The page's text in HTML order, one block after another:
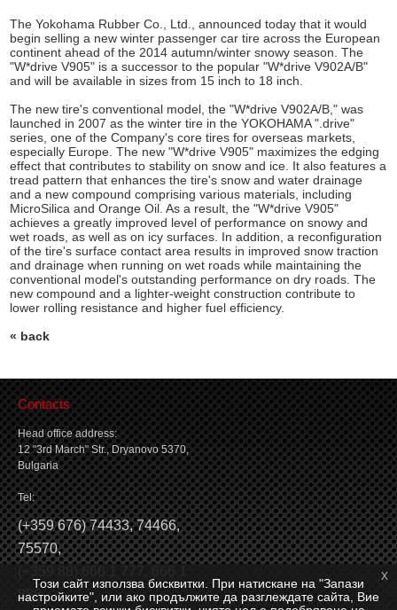
The Yokohama Rubber Co., Ltd., announced today that it would
begin selling a new winter passenger car tire across the European
continent ahead of the 2014 autumn/winter snowy season. The
"W*drive V905" is a successor to the popular "W*drive V902A/B"
and will be available in sizes from 15 inch to 18 inch.
The new tire's conventional model, the "W*drive V902A/B," was
launched in 2007 as the winter tire in the YOKOHAMA ".drive"
series, one of the Company's core tires for overseas markets,
especially Europe. The new "W*drive V905" maximizes the edging
effect that contributes to stability on snow and ice. It also features a
tread pattern that enhances the tire's snow and water drainage
and a new compound comprising various materials, including
MicroSilica and Orange Oil. As a result, the "W*drive V905"
achieves a greatly improved level of performance on snowy and
wet roads, as well as on icy surfaces. In addition, a reconfiguration
of the tire's surface contact area results in improved snow traction
and drainage when running on wet roads while maintaining the
conventional model's outstanding performance on dry roads. The
new compound and a lighter-weight construction contribute to
lower rolling resistance and higher fuel efficiency.
« back
Contacts
Head office address:
12 "3rd March" Str., Dryanovo 5370,
Bulgaria
Tel:
(+359 676) 74433,74466,
75570,
888
Този сайт използва бисквитки. При натискане на "Запази
настройките", или ако продължите да разглеждате сайта, Вие
x